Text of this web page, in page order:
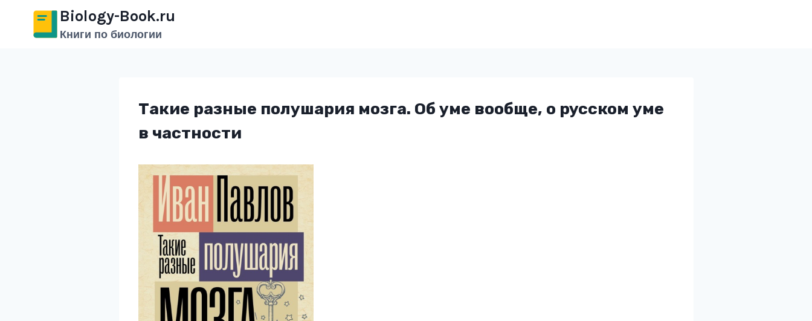
Перейти
содержимому
Biology-Book.ru
Книги по биологии
Такие разные полушария мозга. Об уме вообще, о русском уме
в частности